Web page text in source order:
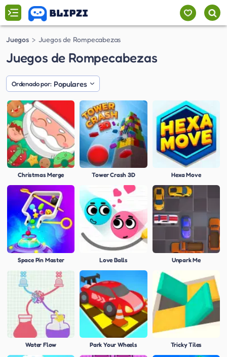
Juegos Juegos de Rompecabezas
Juegos de Rompecabezas
Ordenado por: Populares
Christmas Merge Tower Crash 3D Hexa Move
Space Pin Master Love Balls Unpark Me
Water Flow Park Your Wheels Tricky Tiles